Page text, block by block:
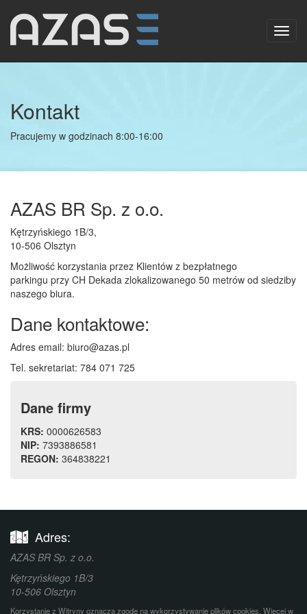
Kontakt
Pracujemy w godzinach 8:00-16:00
AZAS BR Sp. z o.o.
Kętrzyńskiego 1B/3,
10-506 Olsztyn
Możliwość korzystania przez Klientów z bezpłatnego
parkingu przy CH Dekada zlokalizowanego 50 metrów od siedziby
naszego biura.
Dane kontaktowe:
Adres email: biuro@azas.pl
Tel. sekretariat: 784 071 725
Dane firmy
KRS: 0000626583
NIP: 7393886581
REGON: 364838221
Adres:
AZAS BR Sp. z o.o.
Kętrzyńskiego 1B/3
10-506 Olsztyn
Korzystanie z Witryny oznacza zgodę na wykorzystywanie plików cookies. Więcej w